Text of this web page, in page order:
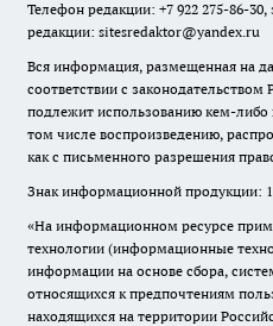
Телефон редакции: +7 922 275-86-30,
редакции: sitesredaktor@yandex.ru
Вся информация, размещенная на
соответствии с
подлежит использованию кем-
том числе воспроизведению,
как с письменного разрешения
Знак информационной продукции:
«На информационном ресурсе
технологии (информационные
информации на основе сбора,
относящихся к предпочтениям
находящихся на территории